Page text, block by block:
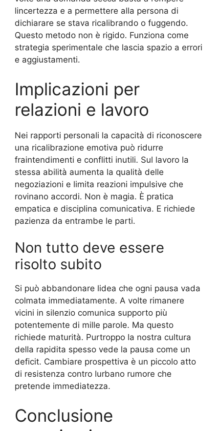
lincertezza e a permettere alla persona di
dichiarare se stava ricalibrando o fuggendo.
Questo metodo non è rigido. Funziona come
strategia sperimentale che lascia spazio a errori
e aggiustamenti.
Implicazioni per
relazioni e lavoro
Nei rapporti personali la capacità di riconoscere
una ricalibrazione emotiva può ridurre
fraintendimenti e conflitti inutili. Sul lavoro la
stessa abilità aumenta la qualità delle
negoziazioni e limita reazioni impulsive che
rovinano accordi. Non è magia. È pratica
empatica e disciplina comunicativa. E richiede
pazienza da entrambe le parti.
Non tutto deve essere
risolto subito
Si può abbandonare lidea che ogni pausa vada
colmata immediatamente. A volte rimanere
vicini in silenzio comunica supporto più
potentemente di mille parole. Ma questo
richiede maturità. Purtroppo la nostra cultura
della rapidita spesso vede la pausa come un
deficit. Cambiare prospettiva è un piccolo atto
di resistenza contro lurbano rumore che
pretende immediatezza.
Conclusione